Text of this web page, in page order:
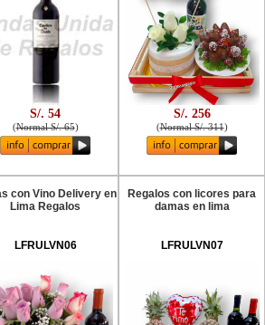
S/. 54
(Normal S/. 65)
S/. 256
(Normal S/. 311)
con Vino Delivery en
Lima Regalos
LFRULVN06
Regalos con licores para
damas en lima
LFRULVN07